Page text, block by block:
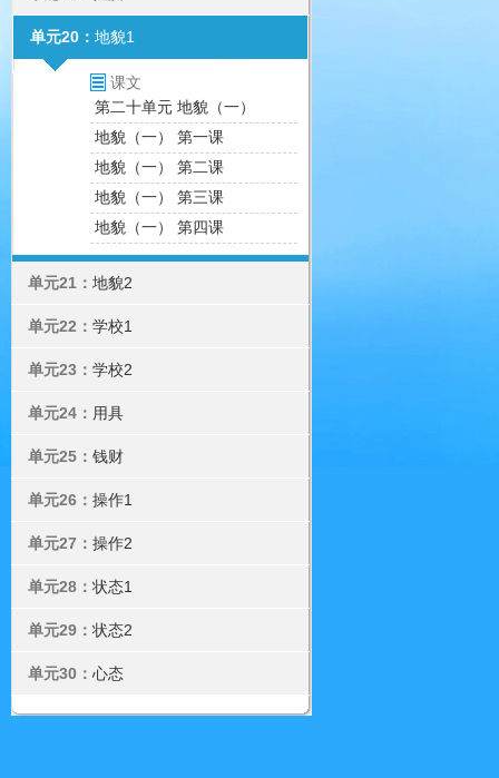
单元20： 地貌1
课文
第二十单元 地貌（一）
地貌（一） 第一课
地貌（一） 第二课
地貌（一） 第三课
地貌（一） 第四课
单元21： 地貌2
单元22： 学校1
单元23： 学校2
单元24： 用具
单元25： 钱财
单元26： 操作1
单元27： 操作2
单元28： 状态1
单元29： 状态2
单元30： 心态